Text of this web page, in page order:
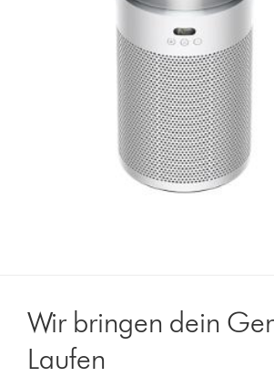
Wir bringen dein
Laufen